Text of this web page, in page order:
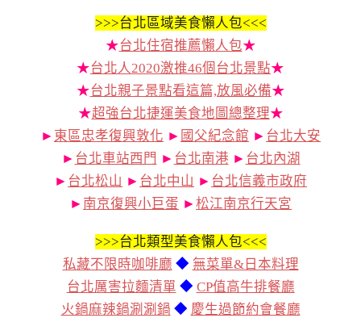
>>>台北區域美食懶人包<<<
★台北住宿推薦懶人包★
★台北人2020激推46個台北景點★
★台北親子景點看這篇,放風必備★
★超強台北捷運美食地圖總整理★
► 東區忠孝復興敦化 ► 國父紀念館 ► 台北大安
► 台北車站西門 ► 台北南港 ► 台北內湖
► 台北松山 ► 台北中山 ► 台北信義市政府
► 南京復興小巨蛋 ► 松江南京行天宮
>>>台北類型美食懶人包<<<
私藏不限時咖啡廳 ◆ 無菜單&日本料理
台北厲害拉麵清單 ◆ CP值高牛排餐廳
火鍋麻辣鍋涮涮鍋 ◆ 慶生過節約會餐廳